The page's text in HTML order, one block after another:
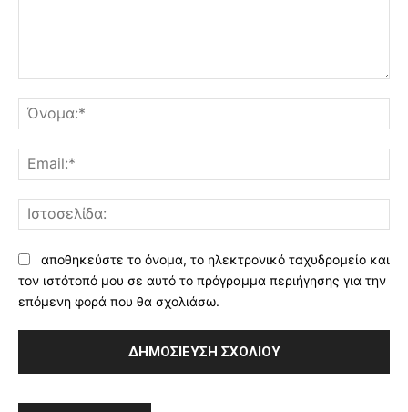
αποθηκεύστε το όνομα, το ηλεκτρονικό ταχυδρομείο και
τον ιστότοπό μου σε αυτό το πρόγραμμα περιήγησης για την
επόμενη φορά που θα σχολιάσω.